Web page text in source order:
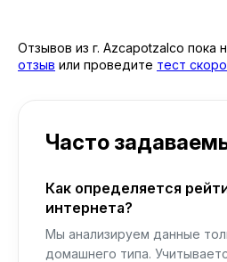
Отзывов из г. Azcapotzalco пока
отзыв или проведите тест
Часто
Как определяется
интернета?
Мы анализируем данные
домашнего типа.